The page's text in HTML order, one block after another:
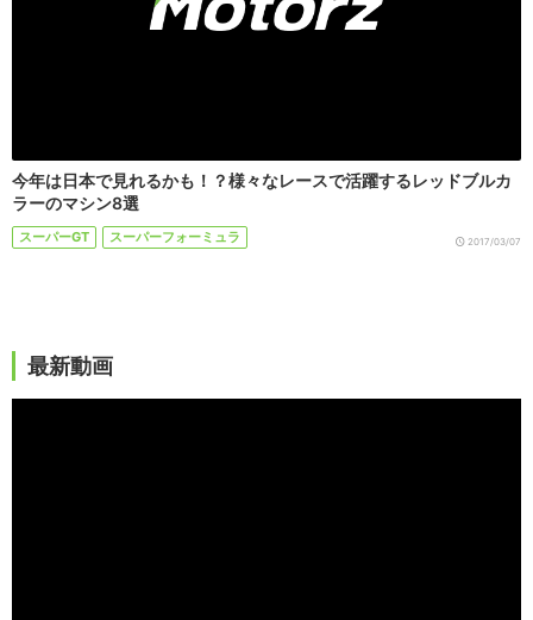
今年は日本で見れるかも！？様々なレースで活躍するレッドブルカ
ラーのマシン8選
スーパーGT スーパーフォーミュラ 2017/03/07
最新動画